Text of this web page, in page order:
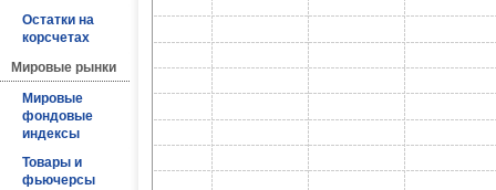
Остатки на
корсчетах
Мировые рынки
Мировые
фондовые
индексы
Товары и
фьючерсы